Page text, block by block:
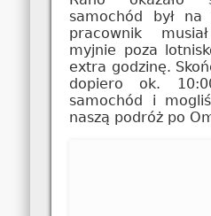
samochód był
pracownik
myjnie poza
extra godzinę.
dopiero ok.
samochód i
naszą podróż po